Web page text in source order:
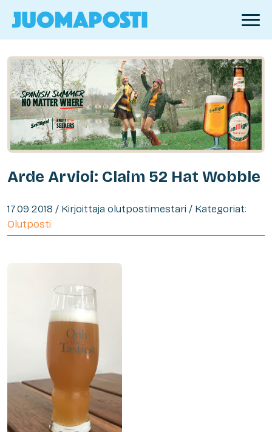
Arde Arvioi: Claim 52 Hat Wobble
17.09.2018 / Kirjoittaja olutpostimestari / Kategoriat:
Olutposti